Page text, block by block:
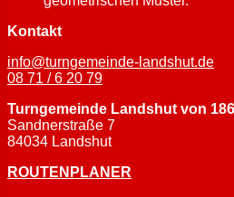
Kontakt
info@turngemeinde-landshut.de
08 71 / 6 20 79
Turngemeinde Landshut von
Sandnerstraße 7
84034 Landshut
ROUTENPLANER